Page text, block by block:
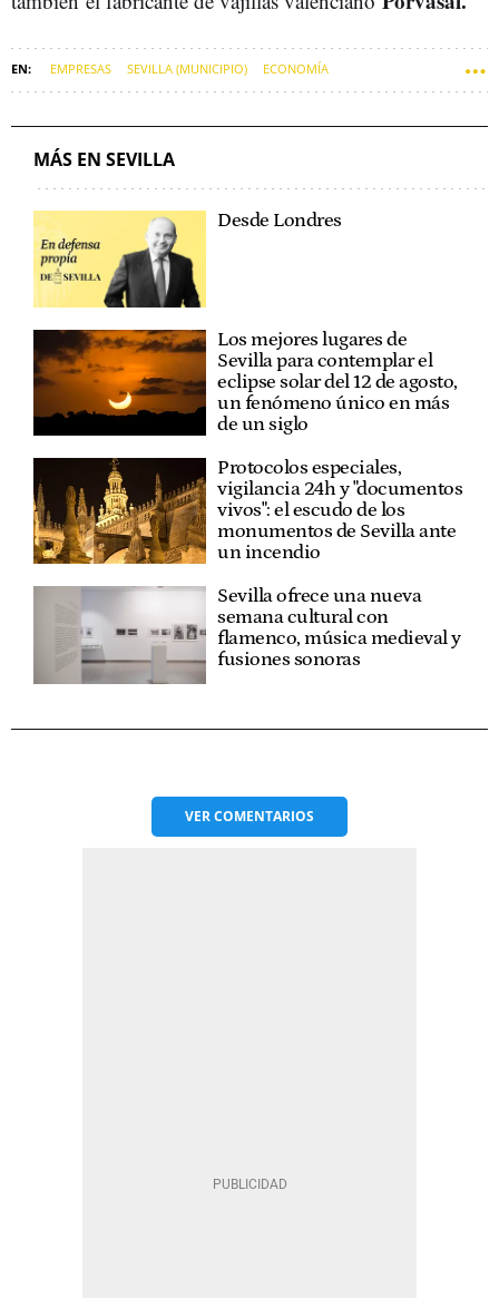
EMPRESAS SEVILLA (MUNICIPIO) ECONOMÍA
MÁS EN SEVILLA
Desde Londres
Los mejores lugares de
Sevilla para contemplar el
eclipse solar del 12 de agosto,
un fenómeno único en más
de un siglo
Protocolos especiales,
vigilancia 24h y "documentos
vivos": el escudo de los
monumentos de Sevilla ante
un incendio
Sevilla ofrece una nueva
semana cultural con
flamenco, música medieval y
fusiones sonoras
VERCOMENTARIOS